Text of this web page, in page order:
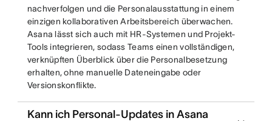
nachverfolgen und die Personalausstattung in einem
einzigen kollaborativen Arbeitsbereich überwachen.
Asana lässt sich auch mit HR-Systemen und Projekt-
Tools integrieren, sodass Teams einen vollständigen,
verknüpften Überblick über die Personalbesetzung
erhalten, ohne manuelle Dateneingabe oder
Versionskonflikte.
Kann ich Personal-Updates in Asana